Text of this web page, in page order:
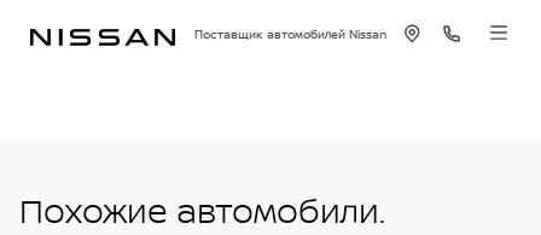
Поставщик автомобилей Nissan
Похожие автомобили.